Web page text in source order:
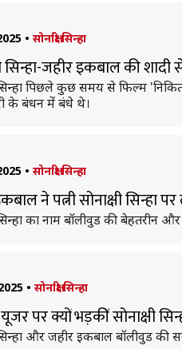
• सोनाक्षी सिन्हा
सिन्हा-जहीर इकबाल की
सिन्हा पिछले कुछ समय से फिल्म
के बंधन में बंधे थे।
• सोनाक्षी सिन्हा
ने पत्नी सोनाक्षी सिन्हा
सिन्हा का नाम बॉलीवुड की बेहतरीन
• सोनाक्षी सिन्हा
पर क्यों भड़कीं सोनाक्षी
सिन्हा और जहीर इकबाल बॉलीवुड